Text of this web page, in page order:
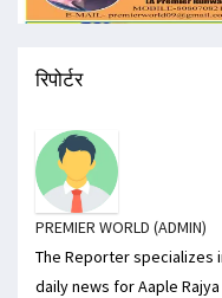
रिपोर्टर
PREMIER WORLD (ADMIN)
The Reporter specializes
daily news for Aaple